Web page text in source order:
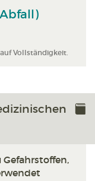
Vollständigkeit.